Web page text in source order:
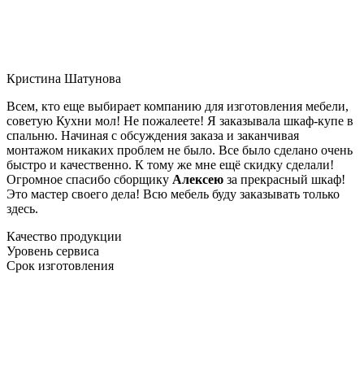
Кристина Шатунова
Всем, кто еще выбирает компанию для изготовления мебели,
советую Кухни мол! Не пожалеете! Я заказывала шкаф-купе в
спальню. Начиная с обсуждения заказа и заканчивая
монтажом никаких проблем не было. Все было сделано очень
быстро и качественно. К тому же мне ещё скидку сделали!
Огромное спасибо сборщику Алексею за прекрасный шкаф!
Это мастер своего дела! Всю мебель буду заказывать только
здесь.
Качество продукции
Уровень сервиса
Срок изготовления